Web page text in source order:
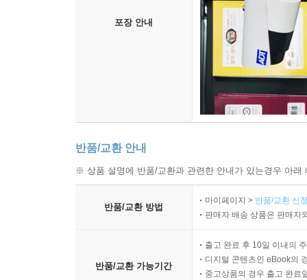
포장 안내
반품/교환 안내
※ 상품 설명에 반품/교환과 관련한 안내가 있는경우 아
반품/교환 방법
마이페이지 > 반품/교환 신
판매자 배송 상품은 판매자
반품/교환 가능기간
출고 완료 후 10일 이내의
디지털 콘텐츠인 eBook의
중고상품의 경우 출고 완료